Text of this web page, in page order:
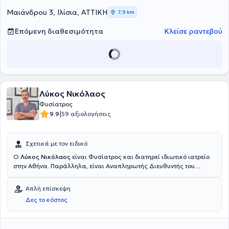
Νευροφυσιολογικό της ΒΙΟΙΑΤΡΙΚΗΣ.
Mαιάνδρου 3, Ιλίσια, ΑΤΤΙΚΗ 7,9 km
Επόμενη διαθεσιμότητα Κλείσε ραντεβού
Λύκος Νικόλαος
Φυσίατρος
9.9|59 αξιολογήσεις
Σχετικά με τον ειδικό
Ο Λύκος Νικόλαος είναι Φυσίατρος και διατηρεί ιδιωτικό ιατρείο
στην Αθήνα. Παράλληλα, είναι Αναπληρωτής Διευθυντής του
Νοσοκομείο Αθηνών και στο 414 Στρατιωτικό Νοσοκομείο Ειδικών
Νοσημάτων Πεντέλης. Σπούδασε στην Ιατρική Σχολή του
Αριστοτελείου Πανεπιστημίου Θεσσαλονίκης, στην οποία φοίτησε
ως στρατιωτικός ιατρός. Του έχει απονεμηθεί ο ελληνικός και
Απλή επίσκεψη
Δες το κόστος